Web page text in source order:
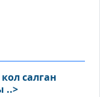
салган
..>